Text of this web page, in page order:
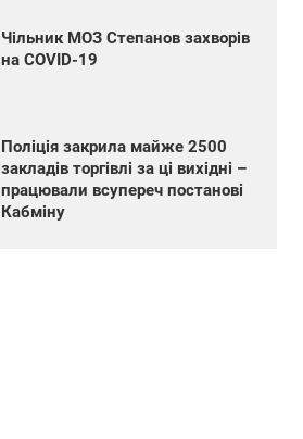
Чільник МОЗ Степанов захворів
на COVID-19
Поліція закрила майже 2500
закладів торгівлі за ці вихідні –
працювали всупереч постанові
Кабміну